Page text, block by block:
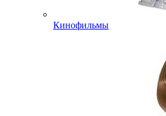
Кинофильмы